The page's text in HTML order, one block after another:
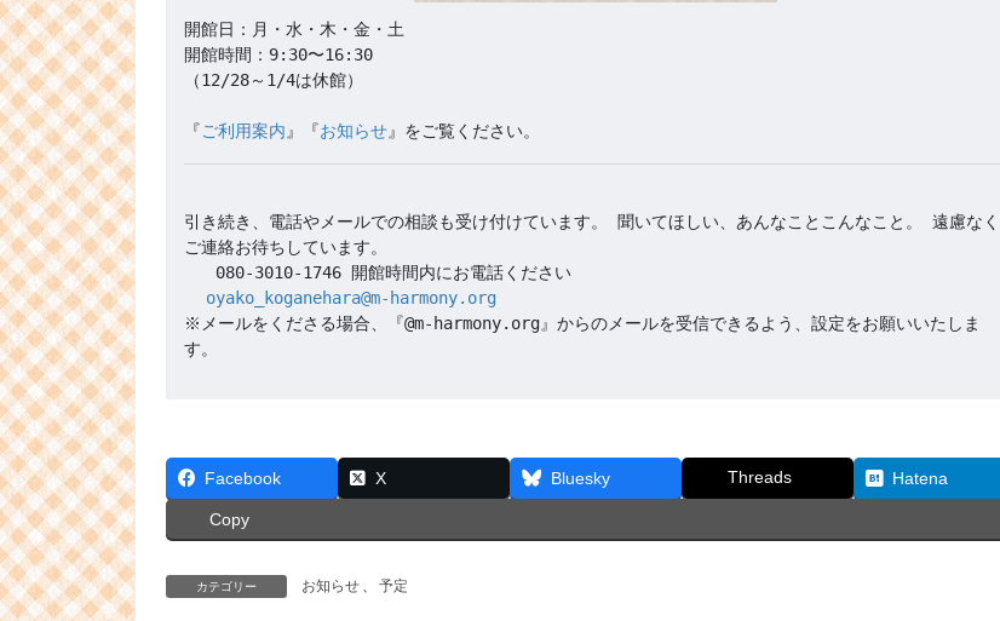
開館日：月・水・木・金・土
開館時間：9:30〜16:30
（12/28～1/4は休館）
『ご利用案内 』『お知らせ
引き続き、電話やメールでの相談も受け付けています。 聞いてほしい、あんなことこんなこと。 遠慮なく
080-3010-1746 開館時間内にお電話ください
oyako_koganehara@m-harmony.org
※メールをくださる場合、『@m-harmony.org』からのメールを受信できるよう、設定をお願いいたしま
Facebook X Bluesky Threads Hatena
Copy
カテゴリー お知らせ 予定